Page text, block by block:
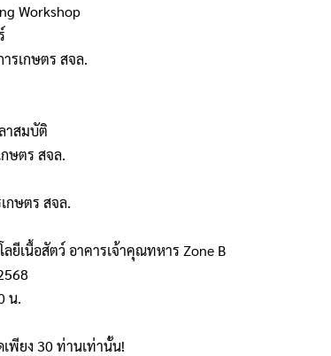
Workshop
รเกษตร สจล.
าสมบัติ
ษตร สจล.
กษตร สจล.
ยีเนื้อสัตว์ อาคารเจ้าคุณทหาร Zone B
น.
พียง 30 ท่านเท่านั้น!